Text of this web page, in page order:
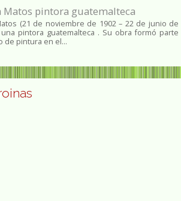
Matos pintora guatemalteca
(21 de noviembre de 1902 – 22 de junio de
una pintora guatemalteca . Su obra formó parte
de pintura en el...